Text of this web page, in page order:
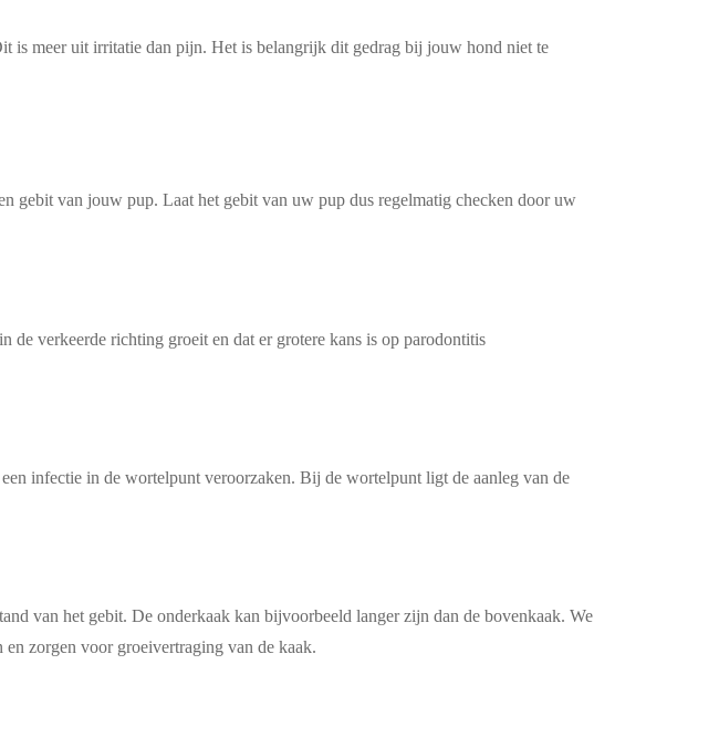
is meer uit irritatie dan pijn. Het is belangrijk dit gedrag bij jouw hond niet te
gebit van jouw pup. Laat het gebit van uw pup dus regelmatig checken door uw
verkeerde richting groeit en dat er grotere kans is op parodontitis
infectie in de wortelpunt veroorzaken. Bij de wortelpunt ligt de aanleg van de
van het gebit. De onderkaak kan bijvoorbeeld langer zijn dan de bovenkaak. We
zorgen voor groeivertraging van de kaak.